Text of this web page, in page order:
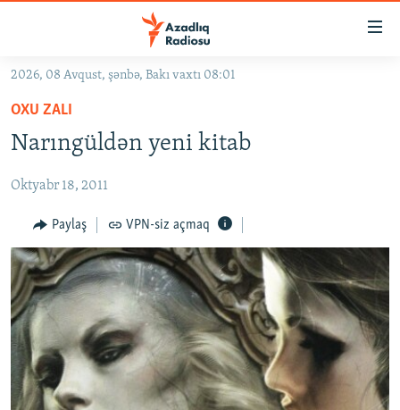
Əsas
qayıt
Əsas
naviqasiyaya
qayıt
KORRUPSIOMETR
#ƏSLINDƏ
FƏRQƏ BAX
QANUNI DOĞRU
ARAŞDIRMA
MULTIMEDIA
VIDEO
FOTOQALEREYA
RADIO ARXIV
OXU ZALI
HAQQIMIZDA
2026, 08 Avqust, şənbə, Bakı vaxtı 08:01
OXU ZALI
Narıngüldən yeni kitab
Oktyabr 18, 2011
Paylaş VPN-siz açmaq